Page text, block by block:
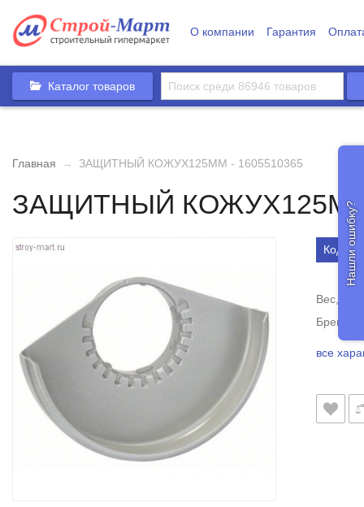
О компании Гарантия
Каталог товаров
Главная → ЗАЩИТНЫЙ КОЖУХ125ММ - 1605510365
ЗАЩИТНЫЙ КОЖУХ125ММ
Код
Вес, кг
Бренд
все
Нашли ошибку?